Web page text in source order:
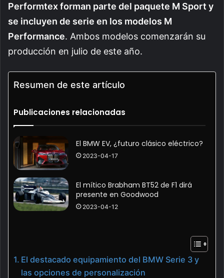
Performtex forman parte del paquete M Sport y
se incluyen de serie en los modelos M
Performance. Ambos modelos comenzarán su
producción en julio de este año.
Resumen de este artículo
Publicaciones relacionadas
El BMW EV, ¿futuro clásico eléctrico?
2023-04-17
El mítico Brabham BT52 de F1 dirá
presente en Goodwood
2023-04-12
El destacado equipamiento del BMW Serie 3 y
las opciones de personalización